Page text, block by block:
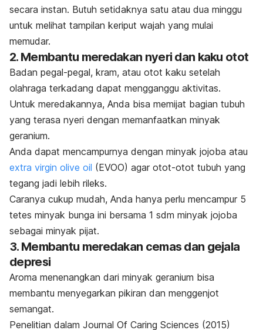
secara instan. Butuh setidaknya satu atau dua minggu
untuk melihat tampilan keriput wajah yang mulai
memudar.
2. Membantu meredakan nyeri dan kaku otot
Badan pegal-pegal, kram, atau otot kaku setelah
olahraga terkadang dapat mengganggu aktivitas.
Untuk meredakannya, Anda bisa memijat bagian tubuh
yang terasa nyeri dengan memanfaatkan minyak
geranium.
Anda dapat mencampurnya dengan minyak jojoba atau
extra virgin olive oil (EVOO) agar otot-otot tubuh yang
tegang jadi lebih rileks.
Caranya cukup mudah, Anda hanya perlu mencampur 5
tetes minyak bunga ini bersama 1 sdm minyak jojoba
sebagai minyak pijat.
3. Membantu meredakan cemas dan gejala
depresi
Aroma menenangkan dari minyak geranium bisa
membantu menyegarkan pikiran dan menggenjot
semangat.
Penelitian dalam Journal Of Caring Sciences (2015)